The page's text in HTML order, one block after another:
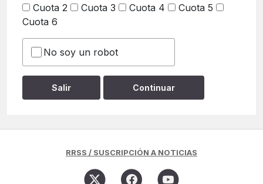
Cuota 2
Cuota 3 Cuota 4
Cuota 5
Cuota 6
No soy un robot
RRSS / SUSCRIPCIÓN A NOTICIAS